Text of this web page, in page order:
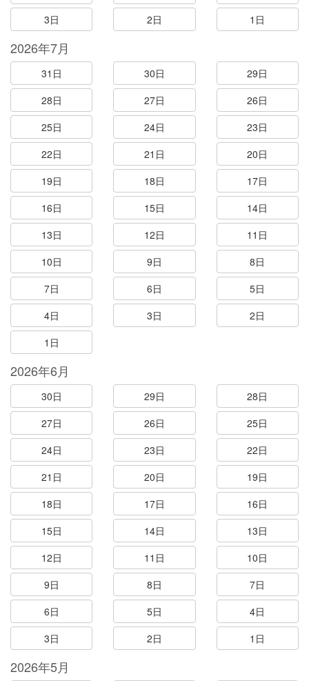
3日
2日 1日
2026年7月
31日 30日
29日
28日
27日
26日
25日
24日
23日
22日
21日
20日
19日
18日
17日
16日
15日
14日
13日
12日
11日
10日
9日
8日
7日
6日
5日
4日
3日
2日
1日
2026年6月
30日 29日
28日
27日
26日
25日
24日
23日
22日
21日
20日
19日
18日
17日
16日
15日
14日
13日
12日
11日
10日
9日
8日
7日
6日
5日
4日
3日
2日 1日
2026年5月